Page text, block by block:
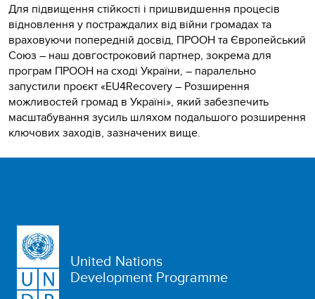
Для підвищення стійкості і пришвидшення процесів
відновлення у постраждалих від війни громадах та
враховуючи попередній досвід, ПРООН та Європейський
Союз – наш довгостроковий партнер, зокрема для
програм ПРООН на сході України, – паралельно
запустили проєкт «EU4Recovery – Розширення
можливостей громад в Україні», який забезпечить
масштабування зусиль шляхом подальшого розширення
ключових заходів, зазначених вище.
United Nations
Development Programme